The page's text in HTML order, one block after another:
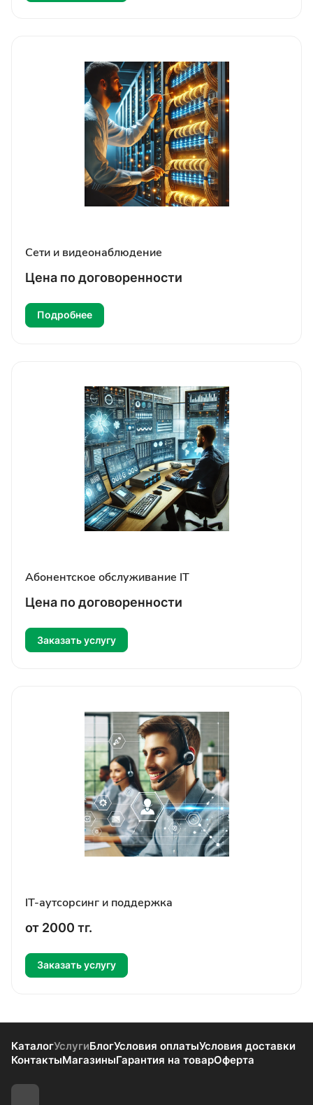
Сети и видеонаблюдение
Цена по договоренности
Подробнее
Абонентское обслуживание IT
Цена по договоренности
Заказать услугу
IT-аутсорсинг и поддержка
от 2000 тг.
Заказать услугу
КаталогУслугиБлогУсловия оплатыУсловия доставки
КонтактыМагазиныГарантия на товарОферта